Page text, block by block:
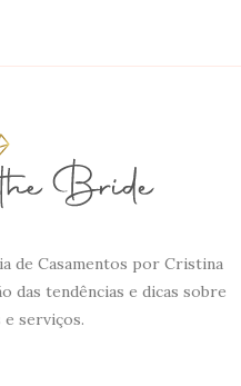
de Casamentos por Cristina
das tendências e dicas sobre
serviços.